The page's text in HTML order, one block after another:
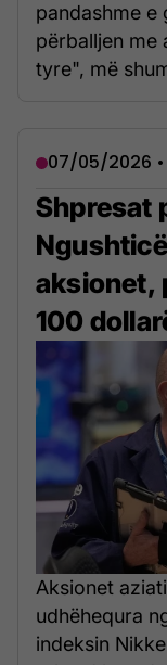
pandashme e
përballjen me
tyre", më
07/05/2026
Shpresat
aksionet,
100
Aksionet
udhëhequra
indeksin